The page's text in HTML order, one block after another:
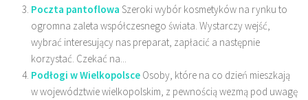
Poczta pantoflowa Szeroki wybór kosmetyków na rynku to
ogromna zaleta współczesnego świata. Wystarczy wejść,
wybrać interesujący nas preparat, zapłacić a następnie
korzystać. Czekać na...
Podłogi w Wielkopolsce Osoby, które na co dzień mieszkają
w województwie wielkopolskim, z pewnością wezmą pod uwagę